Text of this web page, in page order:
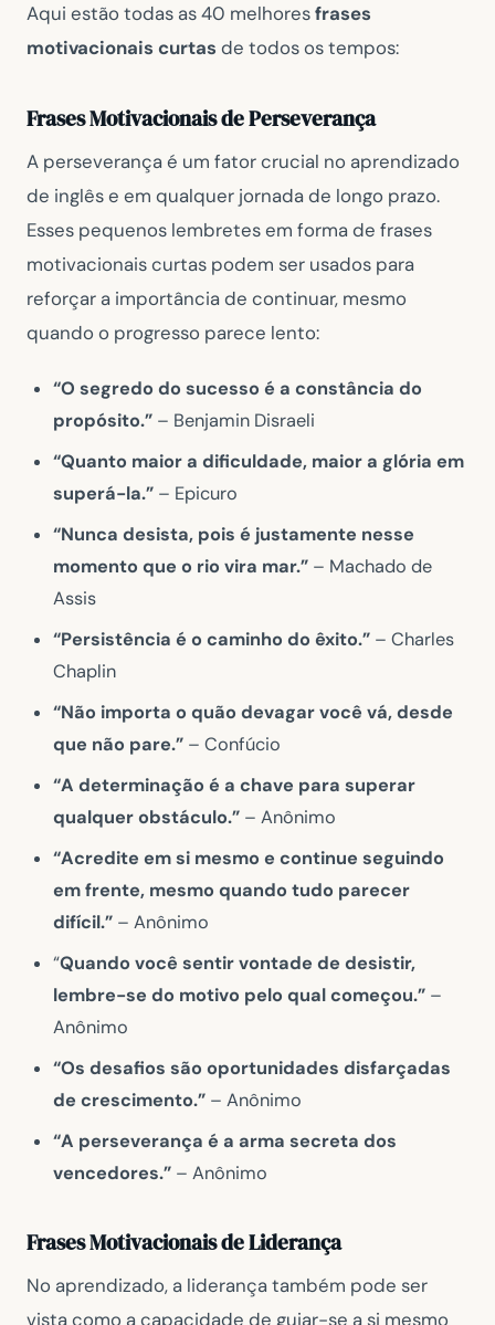
Aqui estão todas as 40 melhoresfrases
motivacionais curtas de todos os tempos:
Frases Motivacionais de Perseverança
A perseverança é um fator crucial no aprendizado
de inglês e em qualquer jornada de longo prazo.
Esses pequenos lembretes em forma de frases
motivacionais curtas podem ser usados para
reforçar a importância de continuar, mesmo
quando o progresso parece lento:
“O segredo do sucesso é a constância do
propósito.” – Benjamin Disraeli
“Quanto maior a dificuldade, maior a glória em
superá-la.” – Epicuro
“Nunca desista, pois é justamente nesse
momento que o rio vira mar.” – Machado de
Assis
“Persistência é o caminho do êxito.” – Charles
Chaplin
“Não importa o quão devagar você vá, desde
que não pare.” – Confúcio
“A determinação é a chave para superar
qualquer obstáculo.” – Anônimo
“Acredite em si mesmo e continue seguindo
em frente, mesmo quando tudo parecer
difícil.” – Anônimo
“Quando você sentir vontade de desistir,
lembre-se do motivo pelo qual começou.” –
Anônimo
“Os desafios são oportunidades disfarçadas
de crescimento.” – Anônimo
“A perseverança é a arma secreta dos
vencedores.” – Anônimo
Frases Motivacionais de Liderança
No aprendizado, a liderança também pode ser
vista como a capacidade de guiar-se a si mesmo